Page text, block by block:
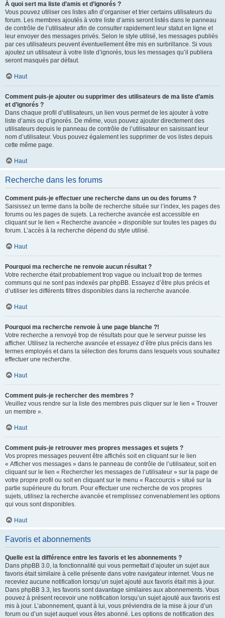
À quoi sert ma liste d’amis et d’ignorés ?
Vous pouvez utiliser ces listes afin d’organiser et trier certains utilisateurs du
forum. Les membres ajoutés à votre liste d’amis seront listés dans le panneau
de contrôle de l’utilisateur afin de consulter rapidement leur statut en ligne et
leur envoyer des messages privés. Selon le style utilisé, les messages publiés
par ces utilisateurs peuvent éventuellement être mis en surbrillance. Si vous
ajoutez un utilisateur à votre liste d’ignorés, tous les messages qu’il publiera
seront masqués par défaut.
Haut
Comment puis-je ajouter ou supprimer des utilisateurs de ma liste d’amis
et d’ignorés ?
Dans chaque profil d’utilisateurs, un lien vous permet de les ajouter à votre
liste d’amis ou d’ignorés. De même, vous pouvez ajouter directement des
utilisateurs depuis le panneau de contrôle de l’utilisateur en saisissant leur
nom d’utilisateur. Vous pouvez également les supprimer de vos listes depuis
cette même page.
Haut
Recherche dans les forums
Comment puis-je effectuer une recherche dans un ou des forums ?
Saisissez un terme dans la boîte de recherche située sur l’index, les pages des
forums ou les pages de sujets. La recherche avancée est accessible en
cliquant sur le lien « Recherche avancée » disponible sur toutes les pages du
forum. L’accès à la recherche dépend du style utilisé.
Haut
Pourquoi ma recherche ne renvoie aucun résultat ?
Votre recherche était probablement trop vague ou incluait trop de termes
communs qui ne sont pas indexés par phpBB. Essayez d’être plus précis et
d’utiliser les différents filtres disponibles dans la recherche avancée.
Haut
Pourquoi ma recherche renvoie à une page blanche ?!
Votre recherche a renvoyé trop de résultats pour que le serveur puisse les
afficher. Utilisez la recherche avancée et essayez d’être plus précis dans les
termes employés et dans la sélection des forums dans lesquels vous souhaitez
effectuer une recherche.
Haut
Comment puis-je rechercher des membres ?
Veuillez vous rendre sur la liste des membres puis cliquer sur le lien « Trouver
un membre ».
Haut
Comment puis-je retrouver mes propres messages et sujets ?
Vos propres messages peuvent être affichés soit en cliquant sur le lien
« Afficher vos messages » dans le panneau de contrôle de l’utilisateur, soit en
cliquant sur le lien « Rechercher les messages de l’utilisateur » sur la page de
votre propre profil ou soit en cliquant sur le menu « Raccourcis » situé sur la
partie supérieure du forum. Pour effectuer une recherche de vos propres
sujets, utilisez la recherche avancée et remplissez convenablement les options
qui vous sont disponibles.
Haut
Favoris et abonnements
Quelle est la différence entre les favoris et les abonnements ?
Dans phpBB 3.0, la fonctionnalité qui vous permettait d’ajouter un sujet aux
favoris était similaire à celle présente dans votre navigateur internet. Vous ne
receviez aucune notification lorsqu’un sujet ajouté aux favoris était mis à jour.
Dans phpBB 3.3, les favoris sont davantage similaires aux abonnements. Vous
pouvez à présent recevoir une notification lorsqu’un sujet ajouté aux favoris est
mis à jour. L’abonnement, quant à lui, vous préviendra de la mise à jour d’un
forum ou d’un sujet auquel vous êtes abonné. Les options de notification des